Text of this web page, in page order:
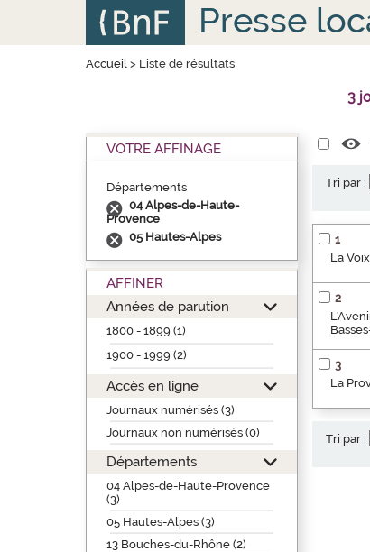
Presse
Accueil> Liste de résultats
3
VOTRE AFFINAGE
Départements
04 Alpes-de-Haute-
Provence
05 Hautes-Alpes
AFFINER
Années de parution
1800 - 1899 (1)
1900 - 1999 (2)
Accès en ligne
Journaux numérisés (3)
Journaux non numérisés (0)
Départements
04 Alpes-de-Haute-Provence
(3)
05 Hautes-Alpes (3)
13 Bouches-du-Rhône (2)
Tri par :
1
La
2
3
La
Tri par :
Panneau de gestion des cookies